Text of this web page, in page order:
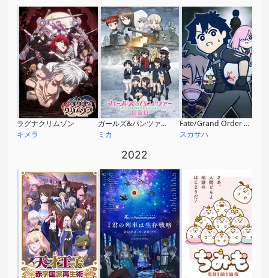
ラグナクリムゾン
キメラ
ガールズ&パンツァー 最終章 第4話
ミカ
Fate/Grand Order 藤丸立香はわからない 大忘年おたのしみ会2023
スカサハ
2022